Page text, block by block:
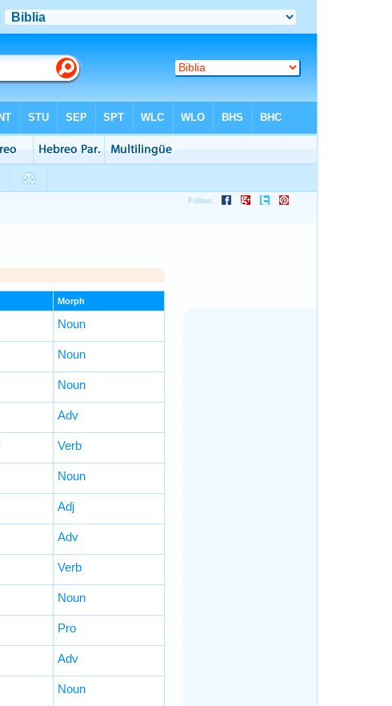
Morph
Noun
Noun
Noun
Adv
Verb
Noun
Adj
Adv
Verb
Noun
Pro
Adv
Noun